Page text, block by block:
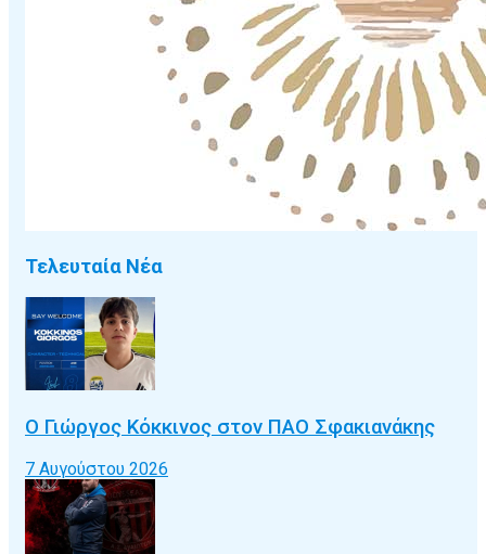
Τελευταία Νέα
Ο Γιώργος Κόκκινος στον ΠΑΟ Σφακιανάκης
7 Αυγούστου 2026